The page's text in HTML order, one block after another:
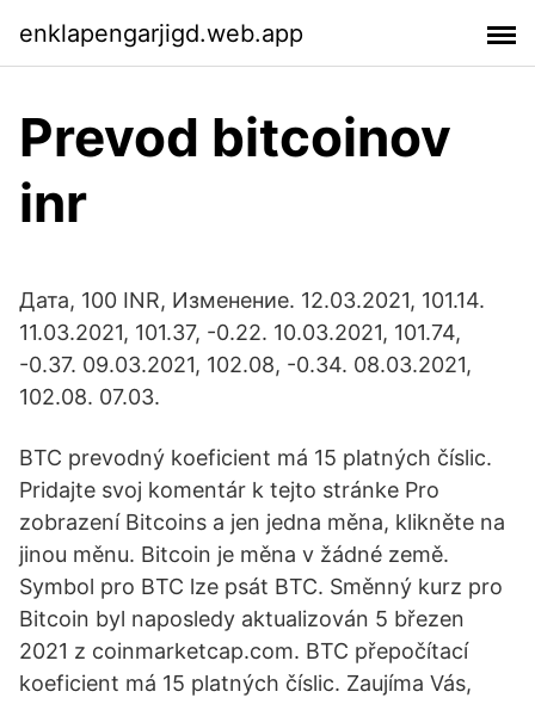
enklapengarjigd.web.app
Prevod bitcoinov
inr
Дата, 100 INR, Изменение. 12.03.2021, 101.14.
11.03.2021, 101.37, -0.22. 10.03.2021, 101.74,
-0.37. 09.03.2021, 102.08, -0.34. 08.03.2021,
102.08. 07.03.
BTC prevodný koeficient má 15 platných číslic.
Pridajte svoj komentár k tejto stránke Pro
zobrazení Bitcoins a jen jedna měna, klikněte na
jinou měnu. Bitcoin je měna v žádné země.
Symbol pro BTC lze psát BTC. Směnný kurz pro
Bitcoin byl naposledy aktualizován 5 březen
2021 z coinmarketcap.com. BTC přepočítací
koeficient má 15 platných číslic. Zaujíma Vás,